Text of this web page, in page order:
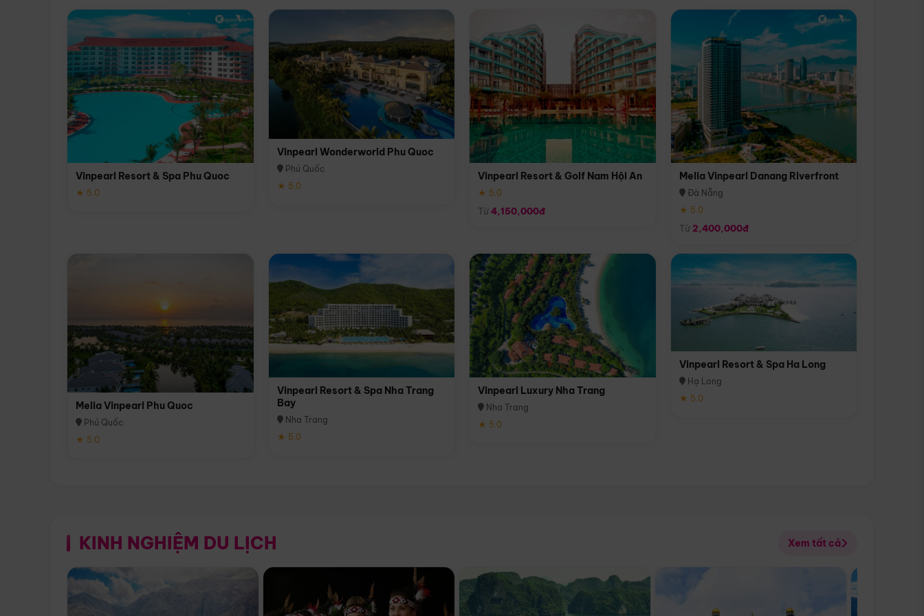
Vinpearl Resort & Spa Phu Quoc
★ 5.0
Vinpearl Wonderworld Phu Quoc
Phú Quốc
★ 5.0
Vinpearl Resort & Golf Nam Hội An
★ 5.0
Từ4,150,000đ
Melia Vinpearl Danang Riverfront
Đà Nẵng
★ 5.0
Từ 2,400,000đ
Melia Vinpearl Phu Quoc
Phú Quốc
★ 5.0
Vinpearl Resort & Spa Nha Trang
Bay
Nha Trang
★ 5.0
Vinpearl Luxury Nha Trang
Nha Trang
★ 5.0
Vinpearl Resort & Spa Ha Long
Hạ Long
★ 5.0
KINH NGHIỆM DU LỊCH Xem tất cả